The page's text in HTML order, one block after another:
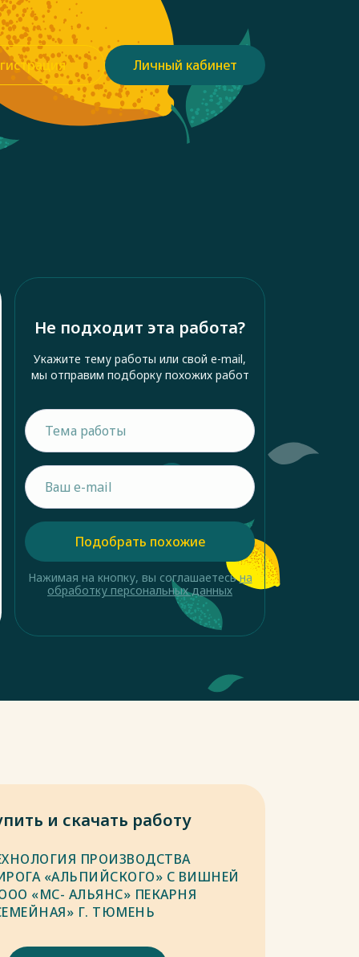
Личный кабинет
Не подходит эта работа?
Укажите тему работы или свой e-mail,
мы отправим подборку похожих работ
Подобрать похожие
Нажимая на кнопку, вы соглашаетесьна
обработку персональных данных
и скачать работу
ПРОИЗВОДСТВА
«АЛЬПИЙСКОГО» С ВИШНЕЙ
«МС- АЛЬЯНС» ПЕКАРНЯ
Г. ТЮМЕНЬ